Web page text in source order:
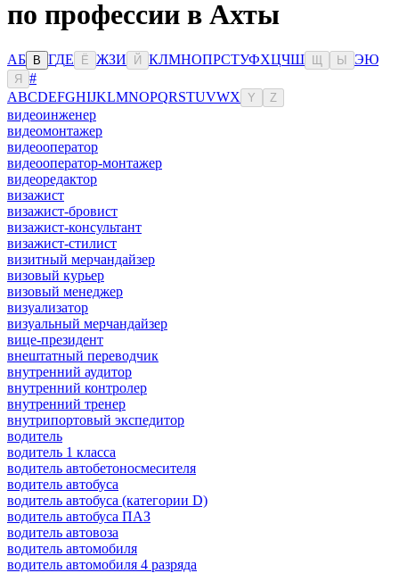
по профессии в Ахты
АБ В ГДЕ Ё ЖЗИ Й КЛМНОПРСТУФХЦЧШ Ы ЭЮ
Я
#
ABCDEFGHIJKLMNOPQRSTUVWX Y Z
видеоинженер
видеомонтажер
видеооператор
видеооператор-монтажер
видеоредактор
визажист
визажист-бровист
визажист-консультант
визажист-стилист
визитный мерчандайзер
визовый курьер
визовый менеджер
визуализатор
визуальный мерчандайзер
вице-президент
внештатный переводчик
внутренний аудитор
внутренний контролер
внутренний тренер
внутрипортовый экспедитор
водитель
водитель 1 класса
водитель автобетоносмесителя
водитель автобуса
водитель автобуса (категории D)
водитель автобуса ПАЗ
водитель автовоза
водитель автомобиля
водитель автомобиля 4 разряда